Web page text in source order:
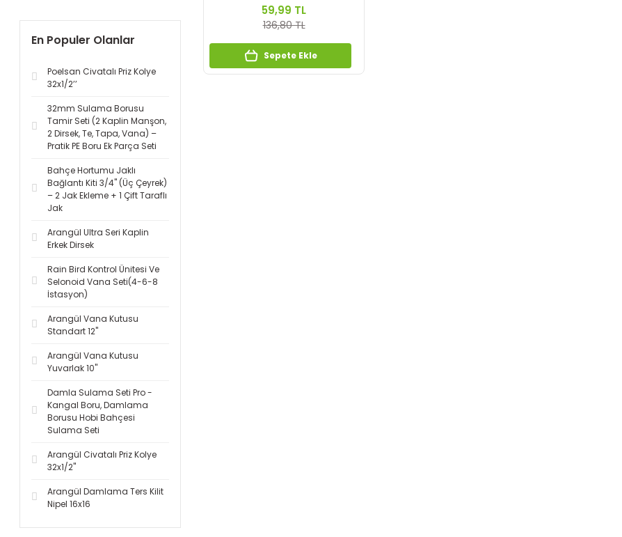
En Populer Olanlar
Poelsan Civatalı Priz Kolye
32x1/2’’
32mm Sulama Borusu
Tamir Seti (2 Kaplin Manşon,
2 Dirsek, Te, Tapa, Vana) –
Pratik PE Boru Ek Parça Seti
Bahçe Hortumu Jaklı
Bağlantı Kiti 3/4'' (Üç Çeyrek)
– 2 Jak Ekleme + 1 Çift Taraflı
Jak
Arangül Ultra Seri Kaplin
Erkek Dirsek
Rain Bird Kontrol Ünitesi Ve
Selonoid Vana Seti(4-6-8
İstasyon)
Arangül Vana Kutusu
Standart 12''
Arangül Vana Kutusu
Yuvarlak 10''
Damla Sulama Seti Pro -
Kangal Boru, Damlama
Borusu Hobi Bahçesi
Sulama Seti
Arangül Civatalı Priz Kolye
32x1/2''
Arangül Damlama Ters Kilit
Nipel 16x16
59,99 TL
136,80 TL
Sepete Ekle